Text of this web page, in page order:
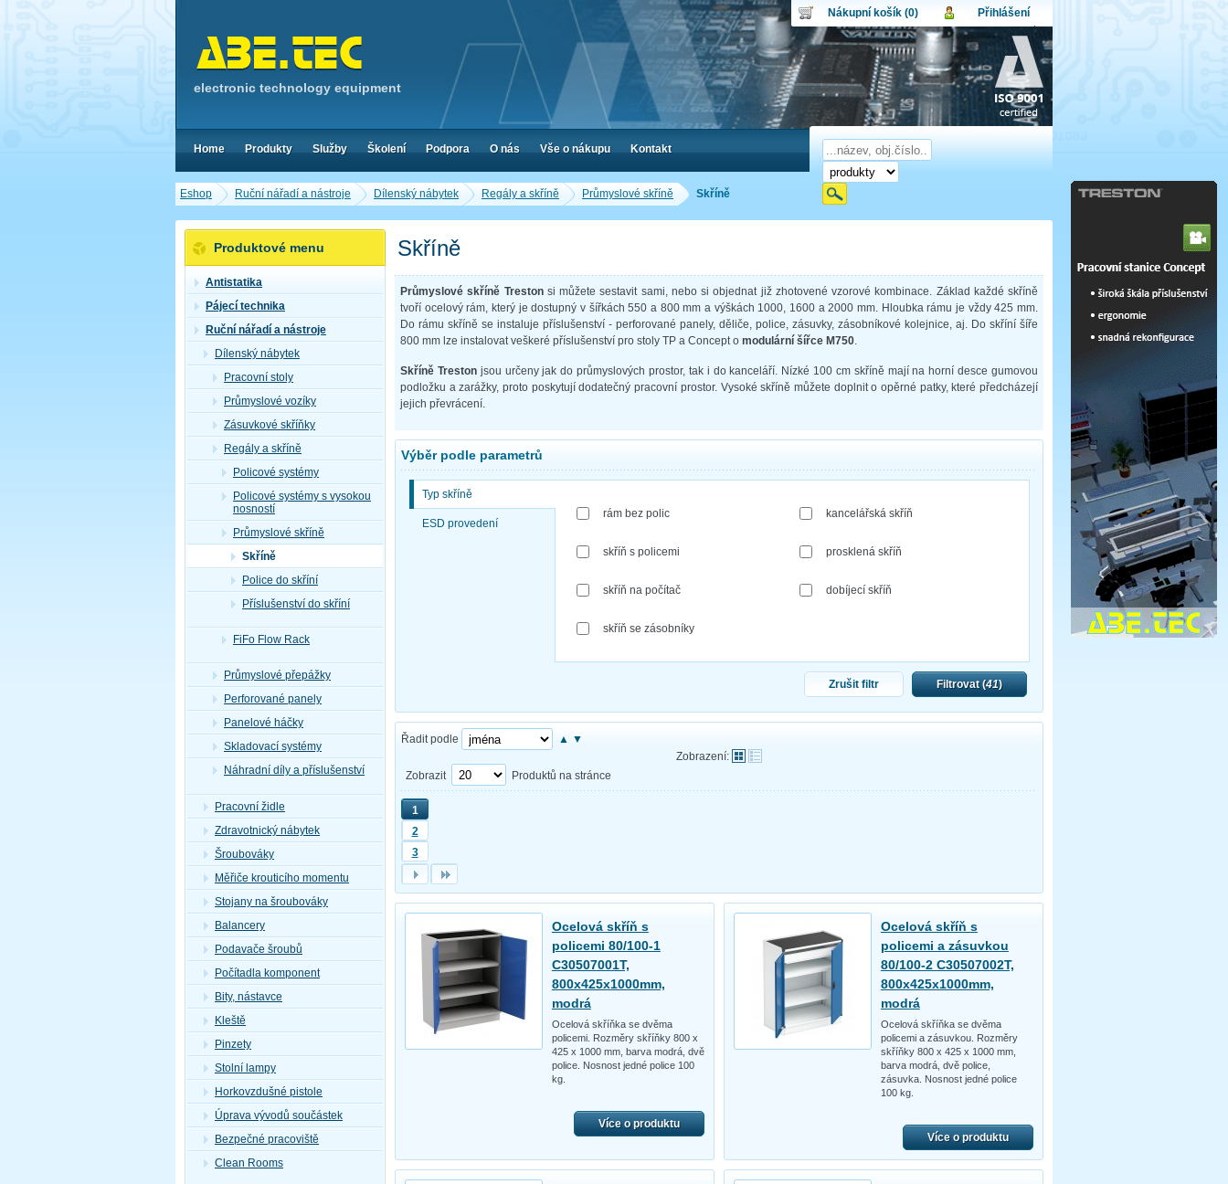
Eshop Ruční nářadí a nástroje Dílenský nábytek Regály a skříně Průmyslové skříně Skříně
Skříně
Průmyslové skříně Trestonsi můžete sestavit sami, nebo si objednat již zhotovené vzorové kombinace. Základ každé skříně
tvoří ocelový rám, který je dostupný v šířkách 550 a 800 mm a výškách 1000, 1600 a 2000 mm. Hloubka rámu je vždy 425 mm.
Do rámu skříně se instaluje příslušenství - perforované panely, děliče, police, zásuvky, zásobníkové kolejnice, aj. Do skříní šíře
800 mm lze instalovat veškeré příslušenství pro stoly TP a Concept o modulární šířce M750
Skříně Trestonjsou určeny jak do průmyslových prostor, tak i do kanceláří. Nízké 100 cm skříně mají na horní desce gumovou
podložku a zarážky, proto poskytují dodatečný pracovní prostor. Vysoké skříně můžete doplnit o opěrné patky, které předcházejí
jejich převrácení.
Výběr podle parametrů
Typ skříně
ESD provedení
rám bez polic
skříň s policemi
skříň na počítač
skříň se zásobníky
kancelářská skříň
prosklená skříň
dobíjecí skříň
Zrušit filtr Filtrovat (41)
Řadit podle ▲ ▼
Zobrazení:
Zobrazit
Produktů na stránce
1
2
3
Ocelová skříň s
policemi 80/100-1
C30507001T,
800x425x1000mm,
modrá
Ocelová skříňka se dvěma
policemi. Rozměry skříňky 800 x
425 x 1000 mm, barva modrá, dvě
police. Nosnost jedné police 100
kg.
Více o produktu
Ocelová skříň s
policemi a zásuvkou
80/100-2 C30507002T,
800x425x1000mm,
modrá
Ocelová skříňka se dvěma
policemi a zásuvkou. Rozměry
skříňky 800 x 425 x 1000 mm,
barva modrá, dvě police,
zásuvka. Nosnost jedné police
100 kg.
Více o produktu
Produktové menu
Antistatika
Pájecí technika
Ruční nářadí a nástroje
Dílenský nábytek
Pracovní stoly
Průmyslové vozíky
Zásuvkové skříňky
Regály a skříně
Policové systémy
Policové systémy s vysokou
nosností
Průmyslové skříně
Skříně
Police do skříní
Příslušenství do skříní
FiFo Flow Rack
Průmyslové přepážky
Perforované panely
Panelové háčky
Skladovací systémy
Náhradní díly a příslušenství
Pracovní židle
Zdravotnický nábytek
Šroubováky
Měřiče krouticího momentu
Stojany na šroubováky
Balancery
Podavače šroubů
Počítadla komponent
Bity, nástavce
Kleště
Pinzety
Stolní lampy
Horkovzdušné pistole
Úprava vývodů součástek
Bezpečné pracoviště
Clean Rooms
electronic technology equipment
Nákupní košík (0)
Nákupní košík je momentálně prázdný.
Obsah košíku
Počet produktů:0
Cena celkem:
0,00 CZK
Přihlášení
Uživatel:
Heslo:
Přihlásit
Zapomenuté heslo Nová registrace
Home Produkty Služby Školení Podpora O nás Vše o nákupu Kontakt